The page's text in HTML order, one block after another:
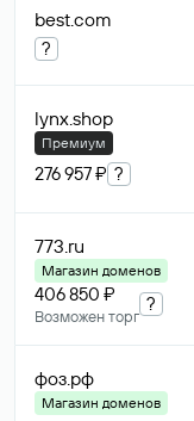
best.com
?
lynx.shop
Премиум
276 957 ₽ ?
773.ru
Магазин доменов
406 850 ₽
Возможен торг
?
фоз.рф
Магазин доменов